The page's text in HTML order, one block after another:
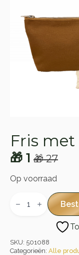
Fris met
🎁27
prijs
🎁 27.
🎁 1
Huidige
prijs
🎁 1.
Op voorraad
met
SKU: 501088
Categorieën: Alle